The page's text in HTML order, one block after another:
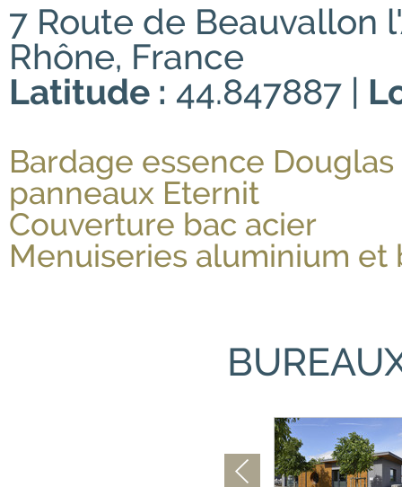
7 Route de Beauvallon
Rhône, France
Latitude : 44.847887 |
Bardage essence
panneaux Eternit
Couverture bac acier
Menuiseries aluminium et